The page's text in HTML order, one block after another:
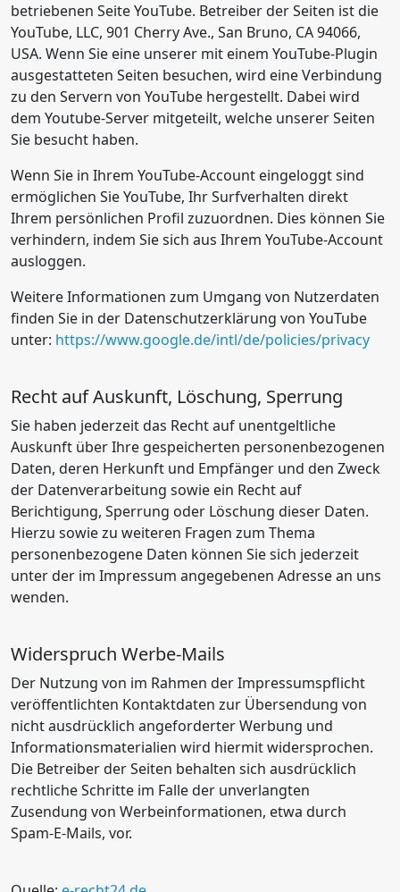
betriebenen Seite YouTube. Betreiber der Seiten ist die
YouTube, LLC, 901 Cherry Ave., San Bruno, CA 94066,
USA. Wenn Sie eine unserer mit einem YouTube-Plugin
ausgestatteten Seiten besuchen, wird eine Verbindung
zu den Servern von YouTube hergestellt. Dabei wird
dem Youtube-Server mitgeteilt, welche unserer Seiten
Sie besucht haben.
Wenn Sie in Ihrem YouTube-Account eingeloggt sind
ermöglichen Sie YouTube, Ihr Surfverhalten direkt
Ihrem persönlichen Profil zuzuordnen. Dies können Sie
verhindern, indem Sie sich aus Ihrem YouTube-Account
ausloggen.
Weitere Informationen zum Umgang von Nutzerdaten
finden Sie in der Datenschutzerklärung von YouTube
unter: https://www.google.de/intl/de/policies/privacy
Recht auf Auskunft, Löschung, Sperrung
Sie haben jederzeit das Recht auf unentgeltliche
Auskunft über Ihre gespeicherten personenbezogenen
Daten, deren Herkunft und Empfänger und den Zweck
der Datenverarbeitung sowie ein Recht auf
Berichtigung, Sperrung oder Löschung dieser Daten.
Hierzu sowie zu weiteren Fragen zum Thema
personenbezogene Daten können Sie sich jederzeit
unter der im Impressum angegebenen Adresse an uns
wenden.
Widerspruch Werbe-Mails
Der Nutzung von im Rahmen der Impressumspflicht
veröffentlichten Kontaktdaten zur Übersendung von
nicht ausdrücklich angeforderter Werbung und
Informationsmaterialien wird hiermit widersprochen.
Die Betreiber der Seiten behalten sich ausdrücklich
rechtliche Schritte im Falle der unverlangten
Zusendung von Werbeinformationen, etwa durch
Spam-E-Mails, vor.